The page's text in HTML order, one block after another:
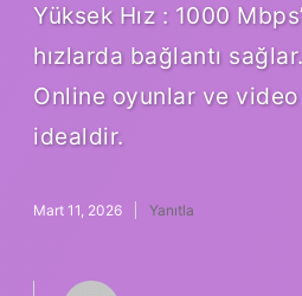
Yüksek Hız : 1000
hızlarda bağlantı
Online oyunlar ve
idealdir.
Mart 11, 2026 Yanıtla